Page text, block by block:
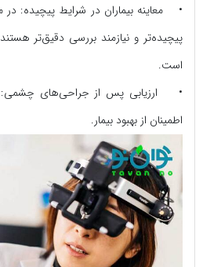
• معاینه بیماران در شرایط پیچیده:
پیچیده‌تر و نیازمند بررسی دقیق‌تر
است.
• ارزیابی پس از جراحی‌های چشمی:
اطمینان از بهبود بیمار.